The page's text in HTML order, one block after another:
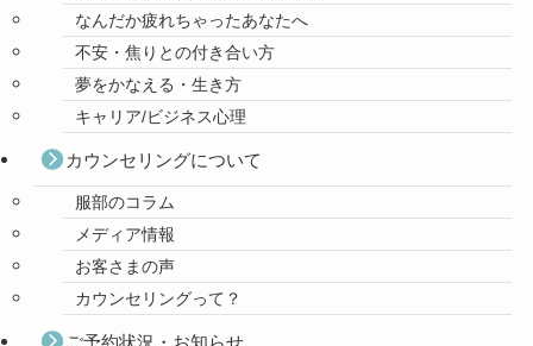
なんだか疲れちゃったあなたへ
不安・焦りとの付き合い方
夢をかなえる・生き方
キャリア/ビジネス心理
カウンセリングについて
服部のコラム
メディア情報
お客さまの声
カウンセリングって？
ご予約状況・お知らせ